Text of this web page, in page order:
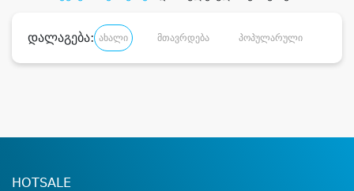
დალაგება: ახალი მთავრდება პოპულარული
HOTSALE